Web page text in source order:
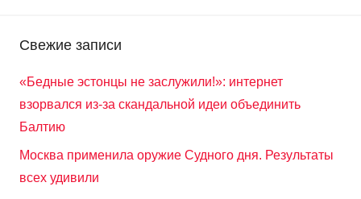
Свежие записи
«Бедные эстонцы не заслужили!»: интернет
взорвался из-за скандальной идеи объединить
Балтию
Москва применила оружие Судного дня. Результаты
всех удивили